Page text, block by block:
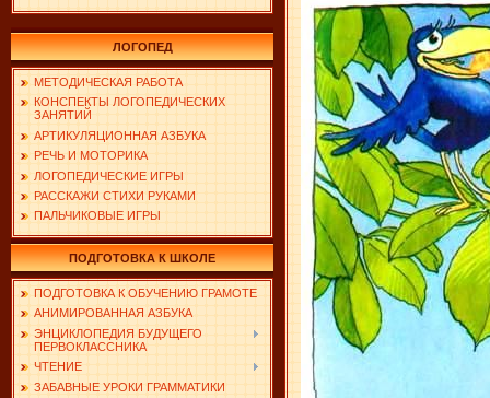
ЛОГОПЕД
МЕТОДИЧЕСКАЯ РАБОТА
КОНСПЕКТЫ ЛОГОПЕДИЧЕСКИХ
ЗАНЯТИЙ
АРТИКУЛЯЦИОННАЯ АЗБУКА
РЕЧЬ И МОТОРИКА
ЛОГОПЕДИЧЕСКИЕ ИГРЫ
РАССКАЖИ СТИХИ РУКАМИ
ПАЛЬЧИКОВЫЕ ИГРЫ
ПОДГОТОВКА К ШКОЛЕ
ПОДГОТОВКА К ОБУЧЕНИЮ ГРАМОТЕ
АНИМИРОВАННАЯ АЗБУКА
ЭНЦИКЛОПЕДИЯ БУДУЩЕГО
ПЕРВОКЛАССНИКА
ЧТЕНИЕ
ЗАБАВНЫЕ УРОКИ ГРАММАТИКИ